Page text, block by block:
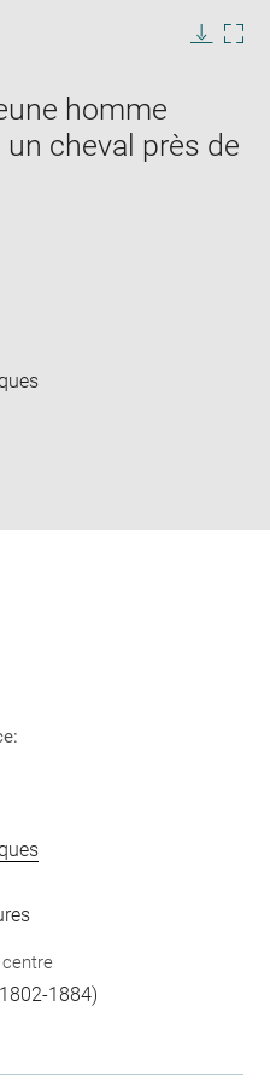
window
homme
cheval près de
1884)